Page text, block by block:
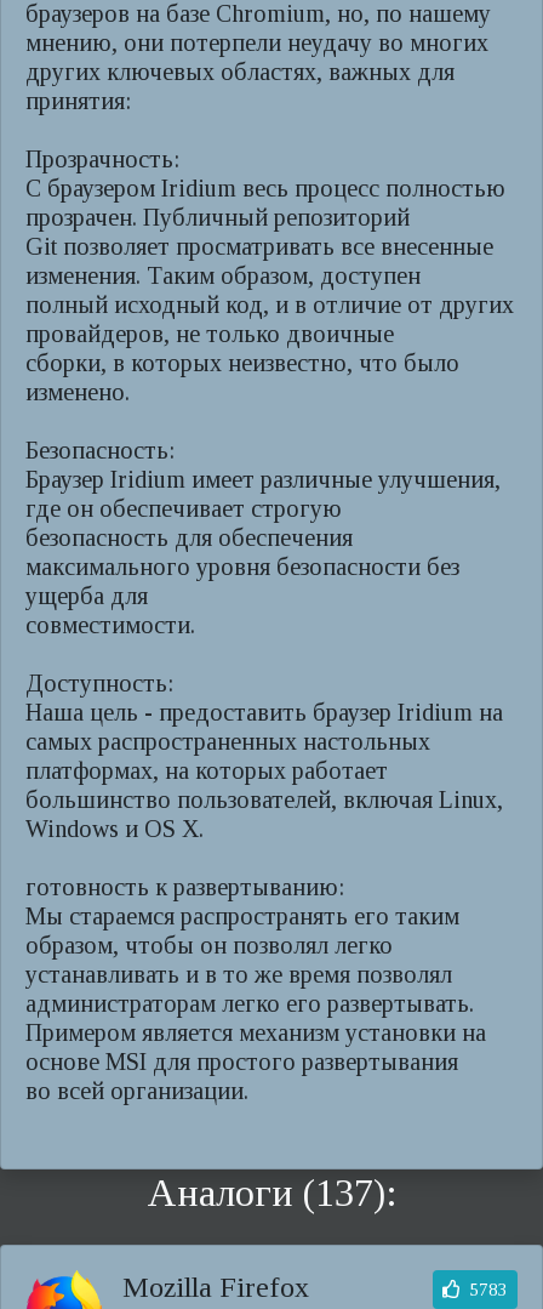
браузеров на базе Chromium, но, по нашему
мнению, они потерпели неудачу во многих
других ключевых областях, важных для
принятия:
Прозрачность:
С браузером Iridium весь процесс полностью
прозрачен. Публичный репозиторий
Git позволяет просматривать все внесенные
изменения. Таким образом, доступен
полный исходный код, и в отличие от других
провайдеров, не только двоичные
сборки, в которых неизвестно, что было
изменено.
Безопасность:
Браузер Iridium имеет различные улучшения,
где он обеспечивает строгую
безопасность для обеспечения
максимального уровня безопасности без
ущерба для
совместимости.
Доступность:
Наша цель - предоставить браузер Iridium на
самых распространенных настольных
платформах, на которых работает
большинство пользователей, включая Linux,
Windows и OS X.
готовность к развертыванию:
Мы стараемся распространять его таким
образом, чтобы он позволял легко
устанавливать и в то же время позволял
администраторам легко его развертывать.
Примером является механизм установки на
основе MSI для простого развертывания
во всей организации.
Аналоги (137):
Mozilla Firefox 5783